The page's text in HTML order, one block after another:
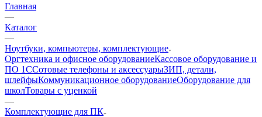
Главная
—
Каталог
—
Ноутбуки, компьютеры, комплектующие
Оргтехника и офисное оборудованиеКассовое оборудование и
ПО 1ССотовые телефоны и аксессуарыЗИП, детали,
шлейфыКоммуникационное оборудованиеОборудование для
школТовары с уценкой
—
Комплектующие для ПК